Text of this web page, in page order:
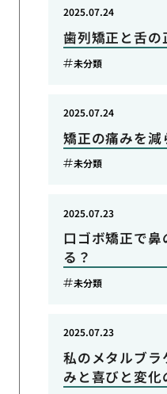
歯列矯正と舌の
2025.07.24
未分類
矯正の痛みを減
2025.07.24
未分類
口ゴボ矯正で
る？
2025.07.23
未分類
私のメタルブラ
みと喜びと変化
2025.07.23